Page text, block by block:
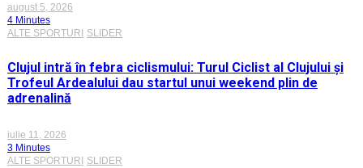
august 5, 2026
4 Minutes
ALTE SPORTURI SLIDER
Clujul intră în febra ciclismului: Turul Ciclist al Clujului și
Trofeul Ardealului dau startul unui weekend plin de
adrenalină
iulie 11, 2026
3 Minutes
ALTE SPORTURI
SLIDER